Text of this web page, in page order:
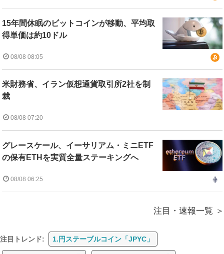
15年間休眠のビットコインが移動、平均取
得単価は約10ドル
08/08 08:05
米財務省、イラン仮想通貨取引所2社を制
裁
08/08 07:20
グレースケール、イーサリアム・ミニETF
の保有ETHを実質全量ステーキングへ
08/08 06:25
注目・速報一覧
注目トレンド: 1.円ステーブルコイン「JPYC」